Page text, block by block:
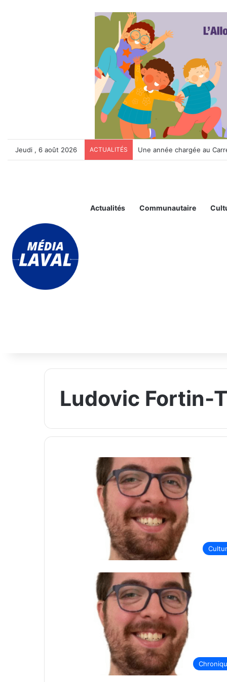
Jeudi , 6 août 2026 ACTUALITÉS La Maison de la Sérénité
Actualités Communautaire
Ludovic Fortin-